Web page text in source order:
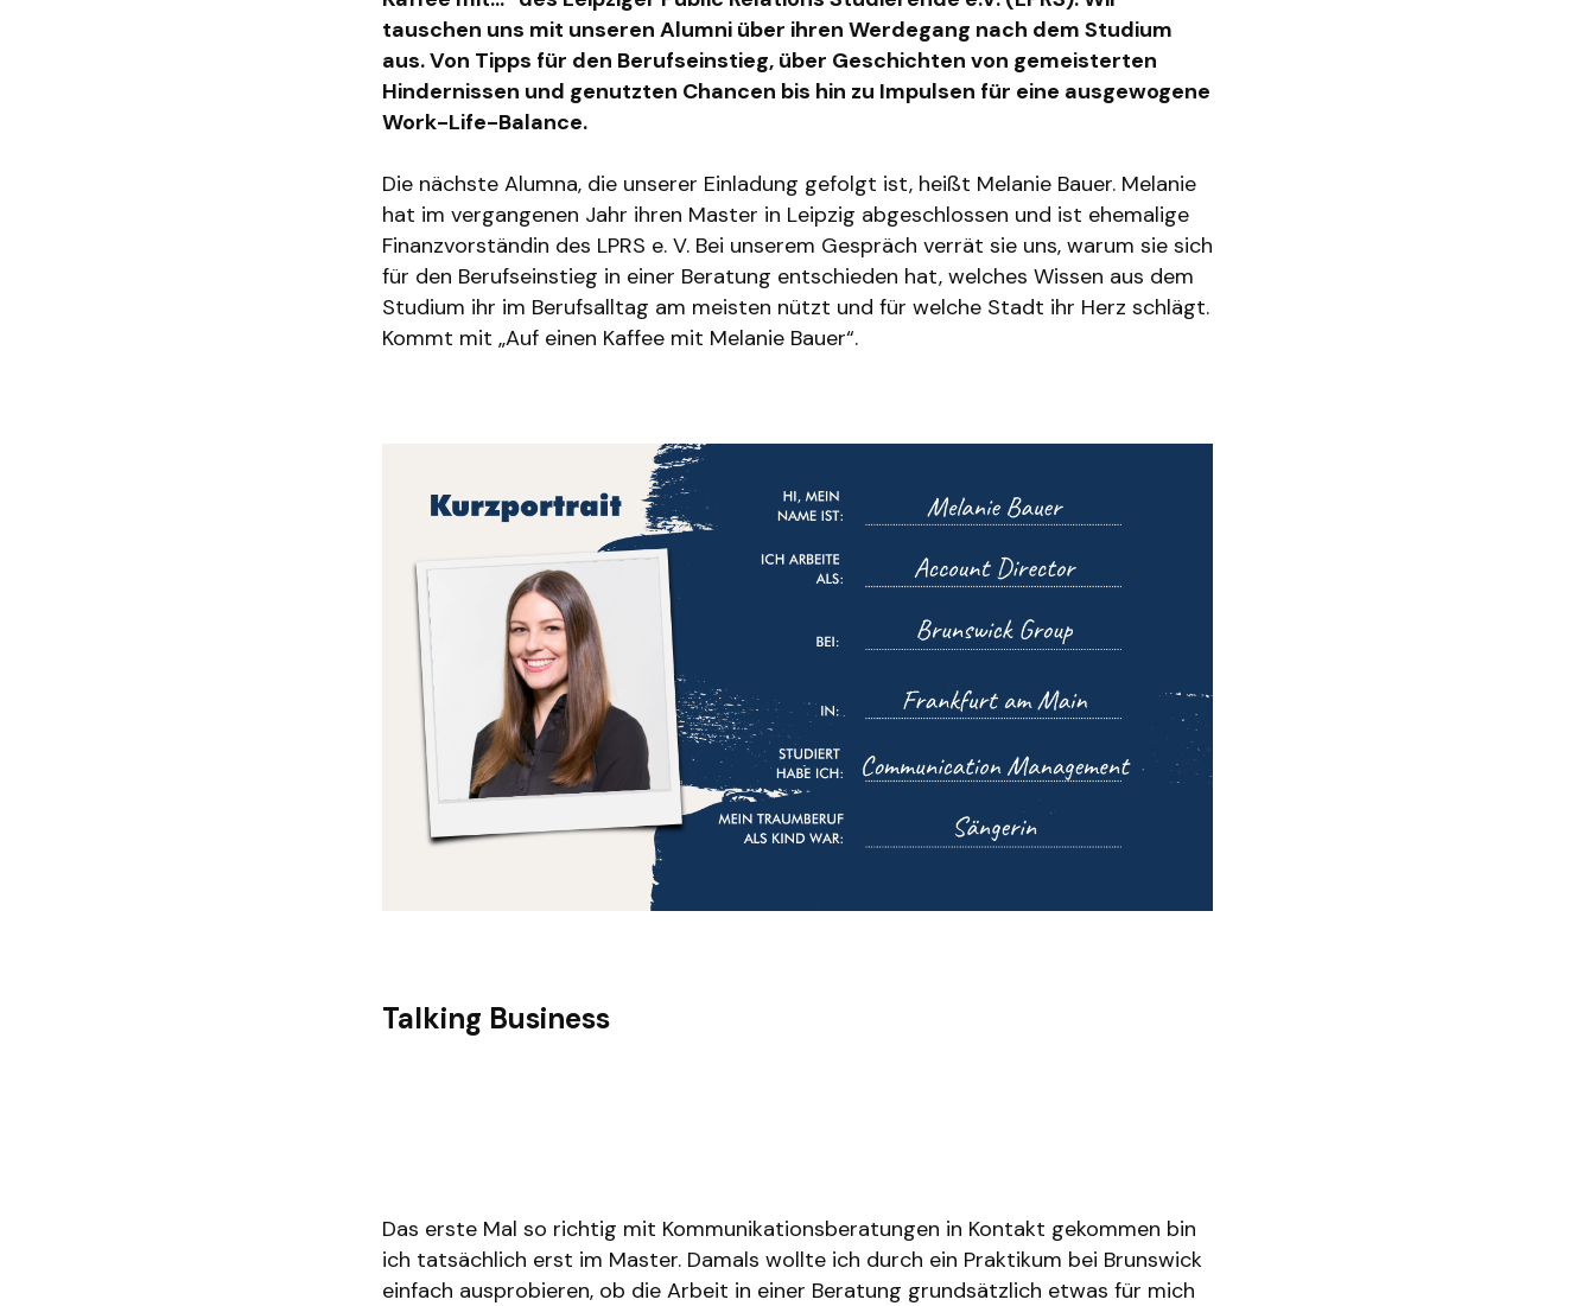
tauschen uns mit unseren Alumni über ihren Werdegang nach dem Studium
aus. Von Tipps für den Berufseinstieg, über Geschichten von gemeisterten
Hindernissen und genutzten Chancen bis hin zu Impulsen für eine ausgewogene
Work-Life-Balance.
Die nächste Alumna, die unserer Einladung gefolgt ist, heißt Melanie Bauer. Melanie
hat im vergangenen Jahr ihren Master in Leipzig abgeschlossen und ist ehemalige
Finanzvorständin des LPRS e. V. Bei unserem Gespräch verrät sie uns, warum sie sich
für den Berufseinstieg in einer Beratung entschieden hat, welches Wissen aus dem
Studium ihr im Berufsalltag am meisten nützt und für welche Stadt ihr Herz schlägt.
Kommt mit „Auf einen Kaffee mit Melanie Bauer“.
Talking Business
Das erste Mal so richtig mit Kommunikationsberatungen in Kontakt gekommen bin
ich tatsächlich erst im Master. Damals wollte ich durch ein Praktikum bei Brunswick
einfach ausprobieren, ob die Arbeit in einer Beratung grundsätzlich etwas für mich